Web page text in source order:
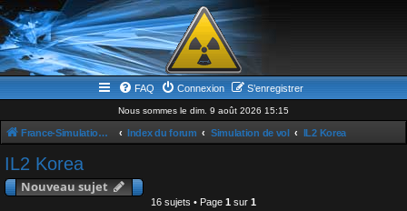
FAQ Connexion S’enregistrer
Nous sommes le dim. 9 août 2026 15:15
France-Simulation / Simulation-france-magazine.com Index du forum Simulation de vol IL2 Korea
IL2 Korea
Nouveau sujet
16 sujets • Page 1 sur 1